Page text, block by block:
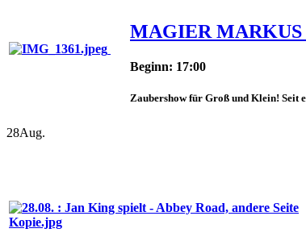
MAGIER
Beginn: 17:00
Zaubershow für Groß und Klein! Seit
28Aug.